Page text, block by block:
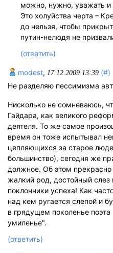
можно, нужно, уважать и
Это холуйства черта –
до нельзя, чтобы
путин-нелюдя не
(ответить)
modest, 17.12.2009 13:39 (#)
Не разделяю пессимизма
Нисколько не сомневаюсь,
Гайдара, как великого
деятеля. То же самое
время он тоже испытывал
цепляющихся за старое
большинство), сегодня же
должное. Об этом
жалкий род, достойный
поклонники успеха! Как
над кем ругается слепой и
в грядущем поколенье поэта
умиленье".
(ответить)